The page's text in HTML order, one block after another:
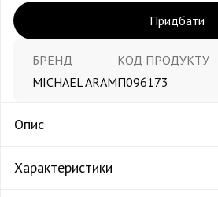
Придбати
БРЕНД
MICHAEL ARAM
КОД ПРОДУКТУ
П096173
Опис
Характеристики